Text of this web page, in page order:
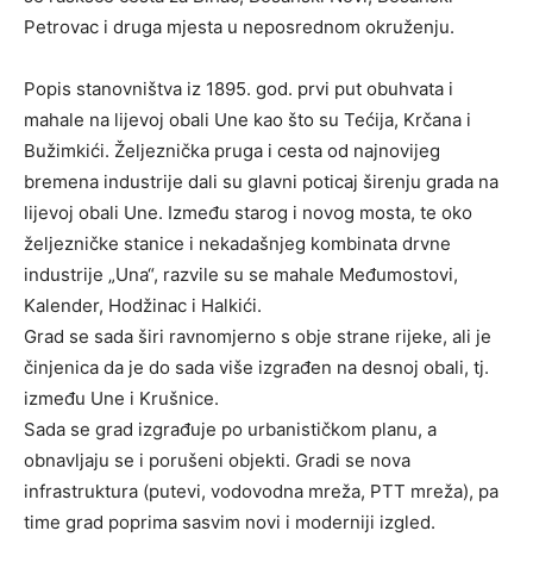
Petrovac i druga mjesta u neposrednom okruženju.
Popis stanovništva iz 1895. god. prvi put obuhvata i
mahale na lijevoj obali Une kao što su Tećija, Krčana i
Bužimkići. Željeznička pruga i cesta od najnovijeg
bremena industrije dali su glavni poticaj širenju grada na
lijevoj obali Une. Između starog i novog mosta, te oko
željezničke stanice i nekadašnjeg kombinata drvne
industrije „Una“, razvile su se mahale Međumostovi,
Kalender, Hodžinac i Halkići.
Grad se sada širi ravnomjerno s obje strane rijeke, ali je
činjenica da je do sada više izgrađen na desnoj obali, tj.
između Une i Krušnice.
Sada se grad izgrađuje po urbanističkom planu, a
obnavljaju se i porušeni objekti. Gradi se nova
infrastruktura (putevi, vodovodna mreža, PTT mreža), pa
time grad poprima sasvim novi i moderniji izgled.